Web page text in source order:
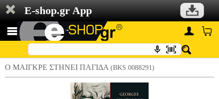
E-shop.gr App
Ο ΜΑΙΓΚΡΕ ΣΤΗΝΕΙ ΠΑΓΙΔΑ (BKS.0088291)